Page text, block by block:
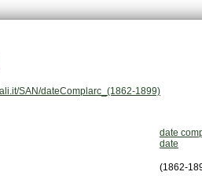
SAN/dateComplarc_(1862-1899)
date
date
(1862-